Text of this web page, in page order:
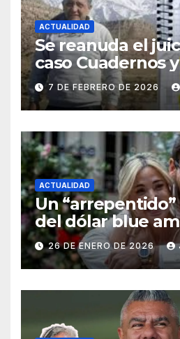
ACTUALIDAD
Se reanuda el
caso Cuadernos
defensa de
7 DE FEBRERO DE 2026
ACTUALIDAD
Un “arrepentido”
del dólar blue
declaración y
niveles
maniobra
26 DE ENERO DE 2026